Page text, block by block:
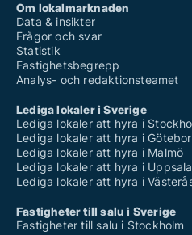
Om lokalmarknaden
Data & insikter
Frågor och svar
Statistik
Fastighetsbegrepp
Analys- och redaktionsteamet
Lediga lokaler i Sverige
Lediga lokaler att hyra i
Lediga lokaler att hyra i
Lediga lokaler att hyra i Malmö
Lediga lokaler att hyra i Uppsala
Lediga lokaler att hyra i
Fastigheter till salu i Sverige
Fastigheter till salu i Stockholm